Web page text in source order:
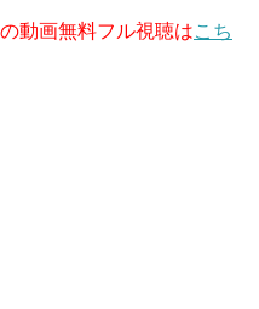
動画無料フル視聴はこち